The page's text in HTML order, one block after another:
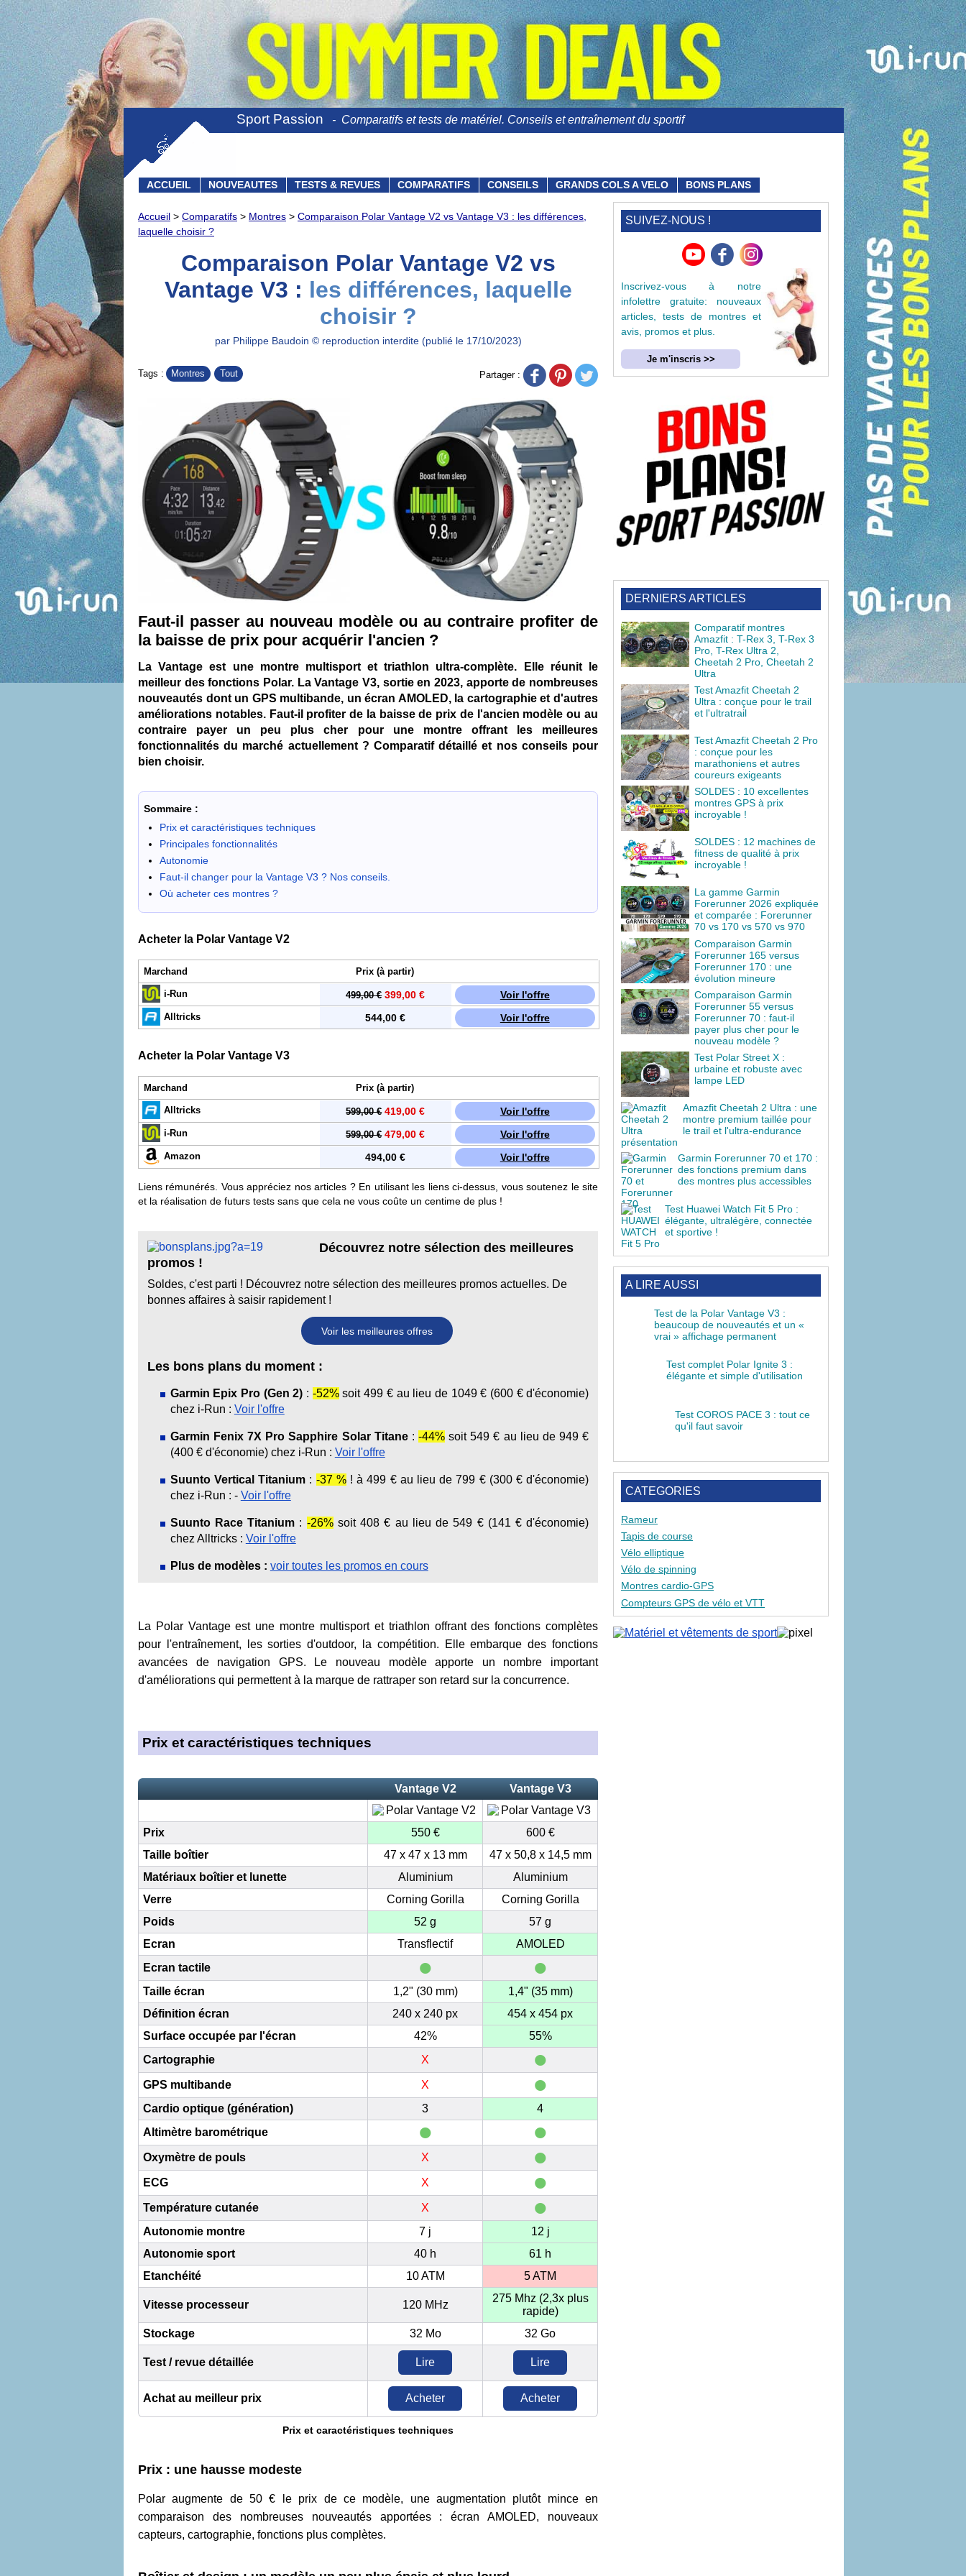
Sport Passion - Comparatifs et tests de matériel. Conseils et entraînement du sportif
ACCUEIL NOUVEAUTES TESTS & REVUES COMPARATIFS CONSEILS GRANDS COLS A VELO BONS PLANS
Accueil > Comparatifs > Montres > Comparaison Polar Vantage V2 vs Vantage V3 : les différences,
laquelle choisir ?
Comparaison Polar Vantage V2 vs
Vantage V3 : les différences, laquelle
choisir ?
par Philippe Baudoin © reproduction interdite (publié le 17/10/2023)
Tags : Montres Tout Partager :
Faut-il passer au nouveau modèle ou au contraire profiter de
la baisse de prix pour acquérir l'ancien ?
La Vantage est une montre multisport et triathlon ultra-complète. Elle réunit le
meilleur des fonctions Polar. La Vantage V3, sortie en 2023, apporte de nombreuses
nouveautés dont un GPS multibande, un écran AMOLED, la cartographie et d'autres
améliorations notables. Faut-il profiter de la baisse de prix de l'ancien modèle ou au
contraire payer un peu plus cher pour une montre offrant les meilleures
fonctionnalités du marché actuellement ? Comparatif détaillé et nos conseils pour
bien choisir.
Sommaire :
Prix et caractéristiques techniques
Principales fonctionnalités
Autonomie
Faut-il changer pour la Vantage V3 ? Nos conseils.
Où acheter ces montres ?
Acheter la Polar Vantage V2
Marchand Prix (à partir)
i-Run Voir l'offre
499,00 € 399,00 €
Alltricks Voir l'offre
544,00 €
Acheter la Polar Vantage V3
Marchand Prix (à partir)
Alltricks Voir l'offre
599,00 € 419,00 €
i-Run Voir l'offre
599,00 € 479,00 €
Amazon Voir l'offre
494,00 €
Liens rémunérés. Vous appréciez nos articles ? En utilisant les liens ci-dessus, vous soutenez le site
et la réalisation de futurs tests sans que cela ne vous coûte un centime de plus !
Découvrez notre sélection des meilleures
promos !
Soldes, c'est parti ! Découvrez notre sélection des meilleures promos actuelles. De
bonnes affaires à saisir rapidement !
Voir les meilleures offres
Les bons plans du moment :
Garmin Epix Pro (Gen 2) : -52%soit 499 € au lieu de 1049 € (600 € d'économie)
chez i-Run : Voir l'offre
Garmin Fenix 7X Pro Sapphire Solar Titane:-44% soit 549 € au lieu de 949 €
(400 € d'économie) chez i-Run : Voir l'offre
Suunto Vertical Titanium : -37 %! à 499 € au lieu de 799 € (300 € d'économie)
chez i-Run : - Voir l'offre
Suunto Race Titanium : -26%soit 408 € au lieu de 549 € (141 € d'économie)
chez Alltricks : Voir l'offre
Plus de modèles : voir toutes les promos en cours
La Polar Vantage est une montre multisport et triathlon offrant des fonctions complètes
pour l'entraînement, les sorties d'outdoor, la compétition. Elle embarque des fonctions
avancées de navigation GPS. Le nouveau modèle apporte un nombre important
d'améliorations qui permettent à la marque de rattraper son retard sur la concurrence.
Prix et caractéristiques techniques
Vantage V2 Vantage V3
Prix 550 €
600 €
Taille boîtier
47 x 47 x 13 mm
47 x 50,8 x 14,5 mm
Matériaux boîtier et lunette
Aluminium
Aluminium
Verre
Corning Gorilla
Corning Gorilla
Poids
52 g
57 g
Ecran
Transflectif
AMOLED
Ecran tactile
• •
Taille écran 1,2" (30 mm)
1,4" (35 mm)
Définition écran
240 x 240 px
454 x 454 px
Surface occupée par l'écran
42%
55%
Cartographie
X •
GPS multibande X •
Cardio optique (génération) 3
4
Altimètre barométrique
• •
Oxymètre de pouls X •
ECG X •
Température cutanée X •
Autonomie montre 7 j
12 j
Autonomie sport
40 h
61 h
Etanchéité
10 ATM 5 ATM
Vitesse processeur 120 MHz
275 Mhz (2,3x plus
rapide)
Stockage
32 Mo 32 Go
Test / revue détaillée Lire Lire
Achat au meilleur prix Acheter Acheter
Prix et caractéristiques techniques
Prix : une hausse modeste
Polar augmente de 50 € le prix de ce modèle, une augmentation plutôt mince en
comparaison des nombreuses nouveautés apportées : écran AMOLED, nouveaux
capteurs, cartographie, fonctions plus complètes.
SUIVEZ-NOUS !
Inscrivez-vous à notre
infolettre gratuite: nouveaux
articles, tests de montres et
avis, promos et plus.
Je m'inscris >>
DERNIERS ARTICLES
Comparatif montres
Amazfit : T-Rex 3, T-Rex 3
Pro, T-Rex Ultra 2,
Cheetah 2 Pro, Cheetah 2
Ultra
Test Amazfit Cheetah 2
Ultra : conçue pour le trail
et l'ultratrail
Test Amazfit Cheetah 2 Pro
: conçue pour les
marathoniens et autres
coureurs exigeants
SOLDES : 10 excellentes
montres GPS à prix
incroyable !
SOLDES : 12 machines de
fitness de qualité à prix
incroyable !
La gamme Garmin
Forerunner 2026 expliquée
et comparée : Forerunner
70 vs 170 vs 570 vs 970
Comparaison Garmin
Forerunner 165 versus
Forerunner 170 : une
évolution mineure
Comparaison Garmin
Forerunner 55 versus
Forerunner 70 : faut-il
payer plus cher pour le
nouveau modèle ?
Test Polar Street X :
urbaine et robuste avec
lampe LED
Amazfit Cheetah 2 Ultra : une
montre premium taillée pour
le trail et l'ultra-endurance
Garmin Forerunner 70 et 170 :
des fonctions premium dans
des montres plus accessibles
Test Huawei Watch Fit 5 Pro :
élégante, ultralégère, connectée
et sportive !
A LIRE AUSSI
Test de la Polar Vantage V3 :
beaucoup de nouveautés et un «
vrai » affichage permanent
Test complet Polar Ignite 3 :
élégante et simple d'utilisation
Test COROS PACE 3 : tout ce
qu'il faut savoir
CATEGORIES
Rameur
Tapis de course
Vélo elliptique
Vélo de spinning
Montres cardio-GPS
Compteurs GPS de vélo et VTT